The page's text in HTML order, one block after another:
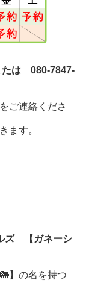
は 080-7847-
ご連絡くださ
ます。
ズ 【ガネーシ
】の名を持つ